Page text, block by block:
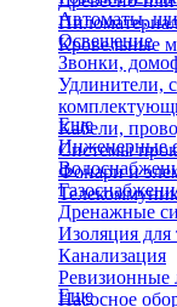
Кровельные
Автоматы,
Освещение
Звонки,
Удлинители,
Кабели,
Системы
Фонари и
Еще
Инженерные
Дренажные
Изоляция для
Канализация
Ревизионные
Насосное
Еще